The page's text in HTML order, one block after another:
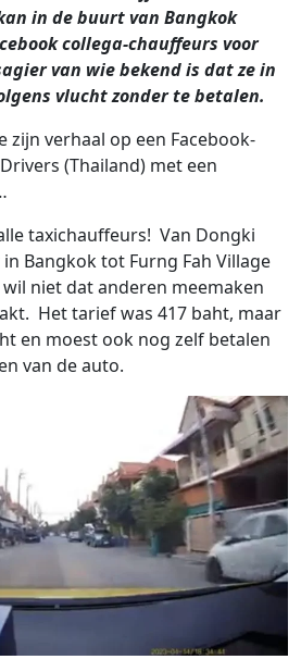
in de buurt van Bangkok
collega-chauffeurs voor
van wie bekend is dat ze in
vlucht zonder te betalen.
zijn verhaal op een Facebook-
(Thailand) met een
taxichauffeurs! Van Dongki
Bangkok tot Furng Fah Village
niet dat anderen meemaken
Het tarief was 417 baht, maar
en moest ook nog zelf betalen
van de auto.